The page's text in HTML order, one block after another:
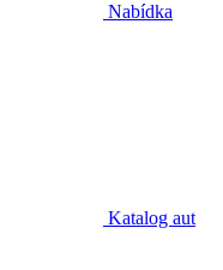
Nabídka
Katalog aut